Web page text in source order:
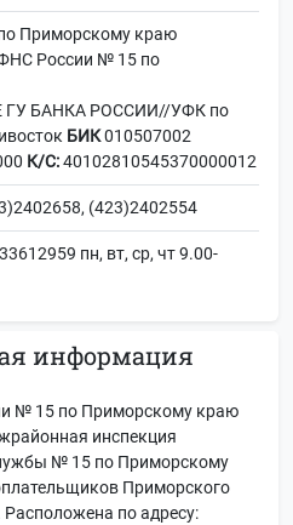
Приморскому краю
России № 15 по
БАНКА РОССИИ//УФК по
БИК010507002
К/С:40102810545370000012
(423)2402554
пн, вт, ср, чт 9.00-
информация
№ 15 по Приморскому краю
инспекция
№ 15 по Приморскому
Приморского
по адресу: